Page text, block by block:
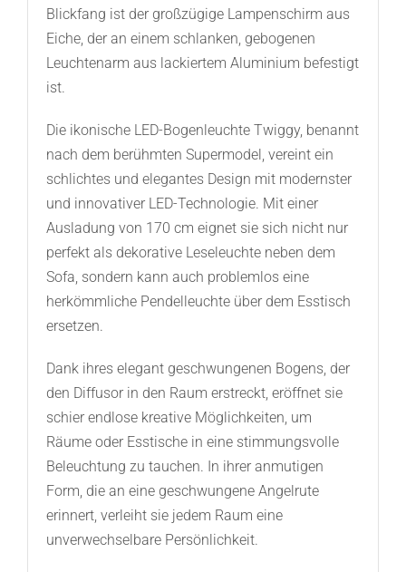
Blickfang ist der großzügige Lampenschirm aus
Eiche, der an einem schlanken, gebogenen
Leuchtenarm aus lackiertem Aluminium befestigt
ist.
Die ikonische LED-Bogenleuchte Twiggy, benannt
nach dem berühmten Supermodel, vereint ein
schlichtes und elegantes Design mit modernster
und innovativer LED-Technologie. Mit einer
Ausladung von 170 cm eignet sie sich nicht nur
perfekt als dekorative Leseleuchte neben dem
Sofa, sondern kann auch problemlos eine
herkömmliche Pendelleuchte über dem Esstisch
ersetzen.
Dank ihres elegant geschwungenen Bogens, der
den Diffusor in den Raum erstreckt, eröffnet sie
schier endlose kreative Möglichkeiten, um
Räume oder Esstische in eine stimmungsvolle
Beleuchtung zu tauchen. In ihrer anmutigen
Form, die an eine geschwungene Angelrute
erinnert, verleiht sie jedem Raum eine
unverwechselbare Persönlichkeit.